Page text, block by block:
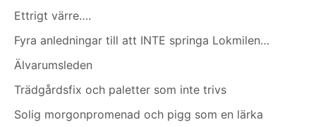
Ettrigt värre….
Fyra anledningar till att INTE springa Lokmilen…
Älvarumsleden
Trädgårdsfix och paletter som inte trivs
Solig morgonpromenad och pigg som en lärka